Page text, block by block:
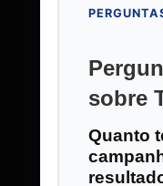
sobre
Quanto